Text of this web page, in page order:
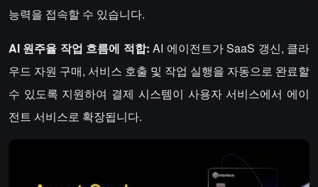
능력을 접속할 수 있습니다.
AI 원주율 작업 흐름에 적합: AI 에이전트가 SaaS 갱신, 클라
우드 자원 구매, 서비스 호출 및 작업 실행을 자동으로 완료할
수 있도록 지원하여 결제 시스템이 사용자 서비스에서 에이
전트 서비스로 확장됩니다.